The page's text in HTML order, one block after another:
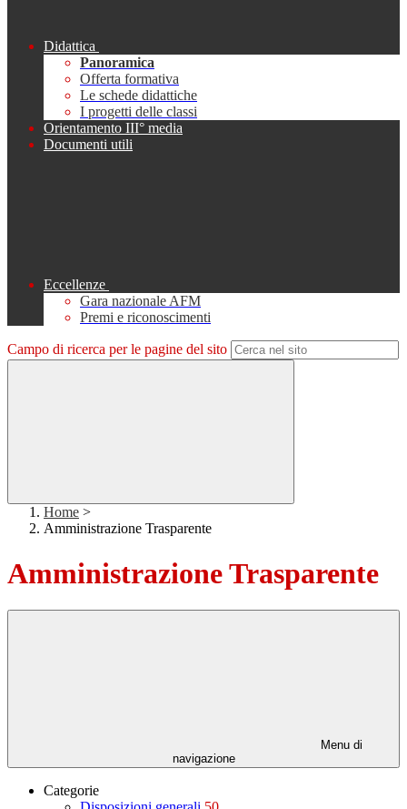
Didattica
Panoramica
Offerta formativa
Le schede didattiche
I progetti delle classi
Orientamento III° media
Documenti utili
Eccellenze
Gara nazionale AFM
Premi e riconoscimenti
Campo di ricerca per le pagine del sito
Home >
Amministrazione Trasparente
Amministrazione Trasparente
Menu di
navigazione
Categorie